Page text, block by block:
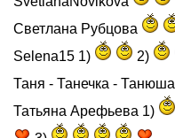
Светлана Рубцова
Selena15 1)
2)
Таня - Танечка - Танюша
Татьяна Арефьева 1)